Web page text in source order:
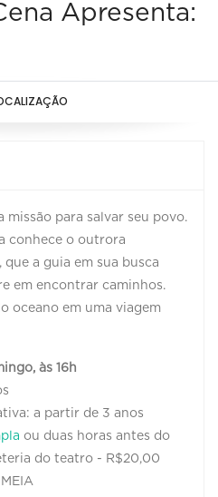
Apresenta:
missão para salvar seu povo.
conhece o outrora
a guia em sua busca
em encontrar caminhos.
oceano em uma viagem
às 16h
a partir de 3 anos
ou duas horas antes do
do teatro - R$20,00